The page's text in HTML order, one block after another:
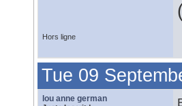
Hors ligne
Tue 09
lou anne german